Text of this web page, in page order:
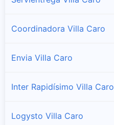
Coordinadora Villa Caro
Envia Villa Caro
Inter Rapidísimo Villa Caro
Logysto Villa Caro